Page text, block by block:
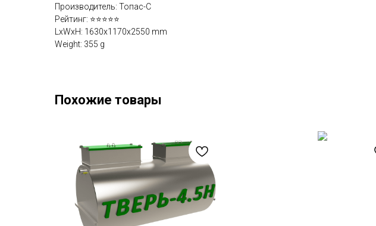
Производитель: Топас-С
Рейтинг: ⭐⭐⭐⭐⭐
LxWxH: 1630x1170x2550 mm
Weight: 355 g
Похожие товары